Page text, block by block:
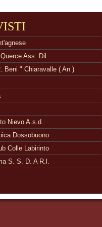
Ass. Dil.
Beni " Chiaravalle ( An )
Nievo A.s.d.
Dossobuono
Colle Labirinto
S. S. D. A R.l.